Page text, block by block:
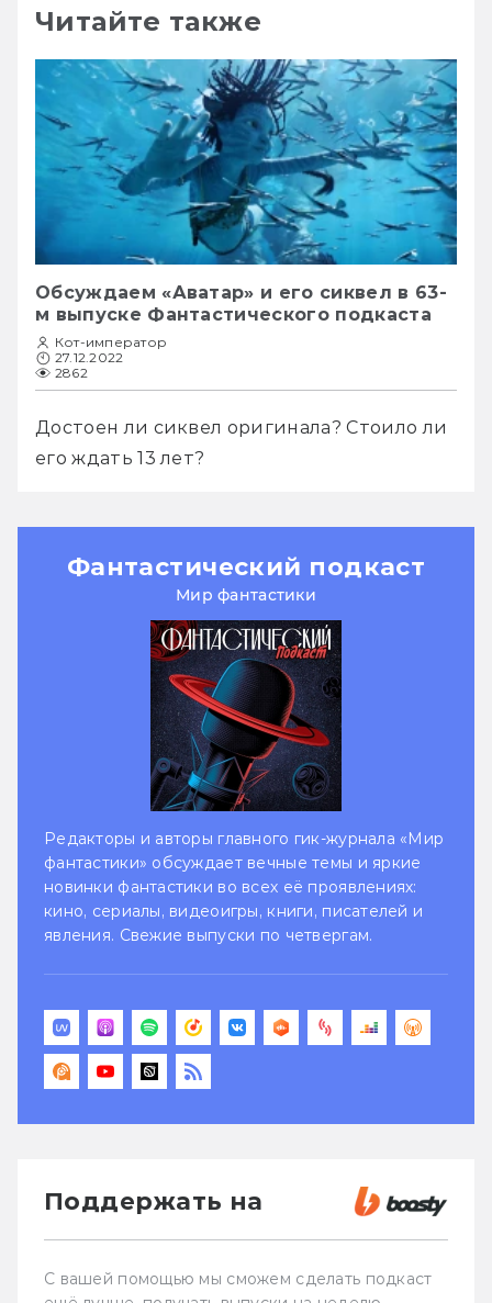
Читайте также
Обсуждаем «Аватар» и его сиквел в 63-
м выпуске Фантастического подкаста
Кот-император
27.12.2022
2862
Достоен ли сиквел оригинала? Стоило ли
его ждать 13 лет?
Фантастический подкаст
Мир фантастики
Редакторы и авторы главного гик-журнала «Мир
фантастики» обсуждает вечные темы и яркие
новинки фантастики во всех её проявлениях:
кино, сериалы, видеоигры, книги, писателей и
явления. Свежие выпуски по четвергам.
Поддержать на
С вашей помощью мы сможем сделать подкаст